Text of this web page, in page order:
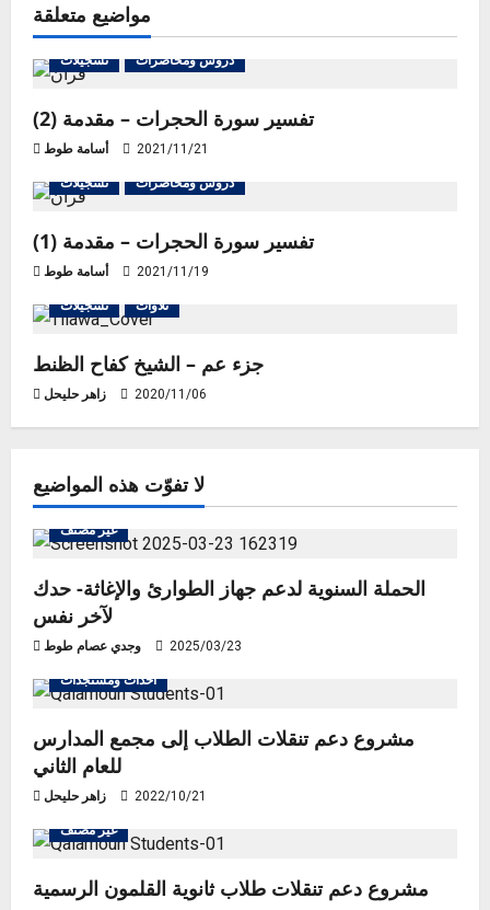
v
i
g
a
t
i
o
n
مواضيع متعلقة
تسجيلات دروس ومحاضرات
تفسير سورة الحجرات – مقدمة (2)
أسامة طوط 2021/11/21
تسجيلات دروس ومحاضرات
تفسير سورة الحجرات – مقدمة (1)
أسامة طوط 2021/11/19
تسجيلات تلاوات
جزء عم – الشيخ كفاح الظنط
زاهر حليحل 2020/11/06
لا تفوّت هذه المواضيع
غير مصنف
الحملة السنوية لدعم جهاز الطوارئ والإغاثة- حدك
لآخر نفس
وجدي عصام طوط 2025/03/23
أحداث ومستجدات
مشروع دعم تنقلات الطلاب إلى مجمع المدارس
للعام الثاني
زاهر حليحل 2022/10/21
غير مصنف
مشروع دعم تنقلات طلاب ثانوية القلمون الرسمية